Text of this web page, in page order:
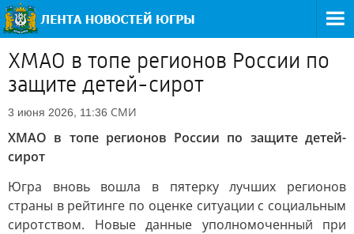
ХМАО в топе регионов России по
защите детей-сирот
3 июня 2026, 11:36 СМИ
ХМАО в топе регионов России по защите детей-
сирот
Югра вновь вошла в пятерку лучших регионов
страны в рейтинге по оценке ситуации с социальным
сиротством. Новые данные уполномоченный при